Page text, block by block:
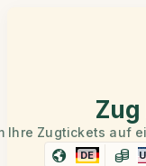
Zug
Ihre Zugtickets auf
DE